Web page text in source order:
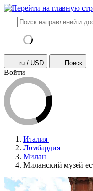
ru / USD Поиск
Войти
Италия
Ломбардия
Милан
Миланский музей